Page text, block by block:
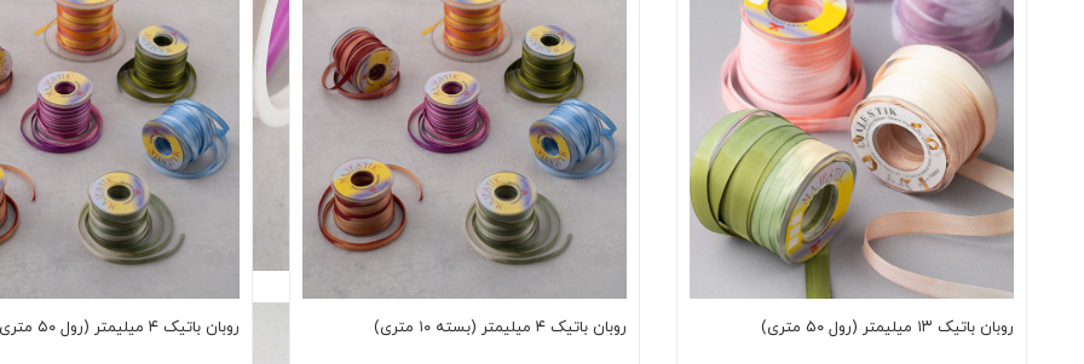
روبان باتیک ۱۳ میلیمتر (رول ۵۰ متری) روبان باتیک ۴ میلیمتر (بسته ۱۰ متری) روبان باتیک ۴ میلیمتر (رول ۵۰ متری)